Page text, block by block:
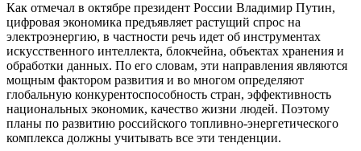
Как отмечал в октябре президент России Владимир Путин,
цифровая экономика предъявляет растущий спрос на
электроэнергию, в частности речь идет об инструментах
искусственного интеллекта, блокчейна, объектах хранения и
обработки данных. По его словам, эти направления являются
мощным фактором развития и во многом определяют
глобальную конкурентоспособность стран, эффективность
национальных экономик, качество жизни людей. Поэтому
планы по развитию российского топливно-энергетического
комплекса должны учитывать все эти тенденции.